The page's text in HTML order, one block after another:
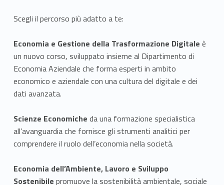
Scegli il percorso più adatto a te:
Economia e Gestione della Trasformazione Digitale è
un nuovo corso, sviluppato insieme al Dipartimento di
Economia Aziendale che forma esperti in ambito
economico e aziendale con una cultura del digitale e dei
dati avanzata.
Scienze Economiche da una formazione specialistica
all’avanguardia che fornisce gli strumenti analitici per
comprendere il ruolo dell’economia nella società.
Economia dell’Ambiente, Lavoro e Sviluppo
Sostenibile promuove la sostenibilità ambientale, sociale